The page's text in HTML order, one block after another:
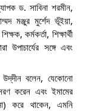
ড. সাবিনা শরমীন,
মঞ্জুর মুর্শেদ ভূঁইয়া,
কর্মকর্তা, শিক্ষার্থী
উপাচার্যের সঙ্গে এবং
উদ্‌দীন বলেন, যেকোনো
করেন এবং ইমামের
করে থাকেন, এমনি